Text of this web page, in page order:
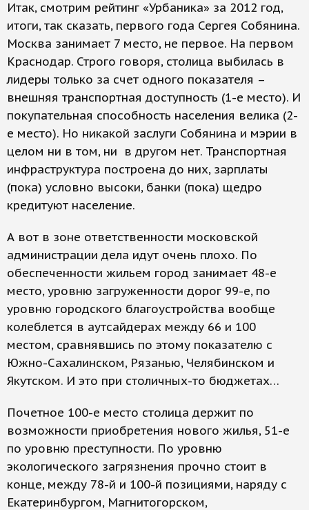
Итак, смотрим рейтинг «Урбаника» за 2012 год,
итоги, так сказать, первого года Сергея Собянина.
Москва занимает 7 место, не первое. На первом
Краснодар. Строго говоря, столица выбилась в
лидеры только за счет одного показателя –
внешняя транспортная доступность (1-е место). И
покупательная способность населения велика (2-
е место). Но никакой заслуги Собянина и мэрии в
целом ни в том, ни в другом нет. Транспортная
инфраструктура построена до них, зарплаты
(пока) условно высоки, банки (пока) щедро
кредитуют население.
А вот в зоне ответственности московской
администрации дела идут очень плохо. По
обеспеченности жильем город занимает 48-е
место, уровню загруженности дорог 99-е, по
уровню городского благоустройства вообще
колеблется в аутсайдерах между 66 и 100
местом, сравнявшись по этому показателю с
Южно-Сахалинском, Рязанью, Челябинском и
Якутском. И это при столичных-то бюджетах…
Почетное 100-е место столица держит по
возможности приобретения нового жилья, 51-е
по уровню преступности. По уровню
экологического загрязнения прочно стоит в
конце, между 78-й и 100-й позициями, наряду с
Екатеринбургом, Магнитогорском,